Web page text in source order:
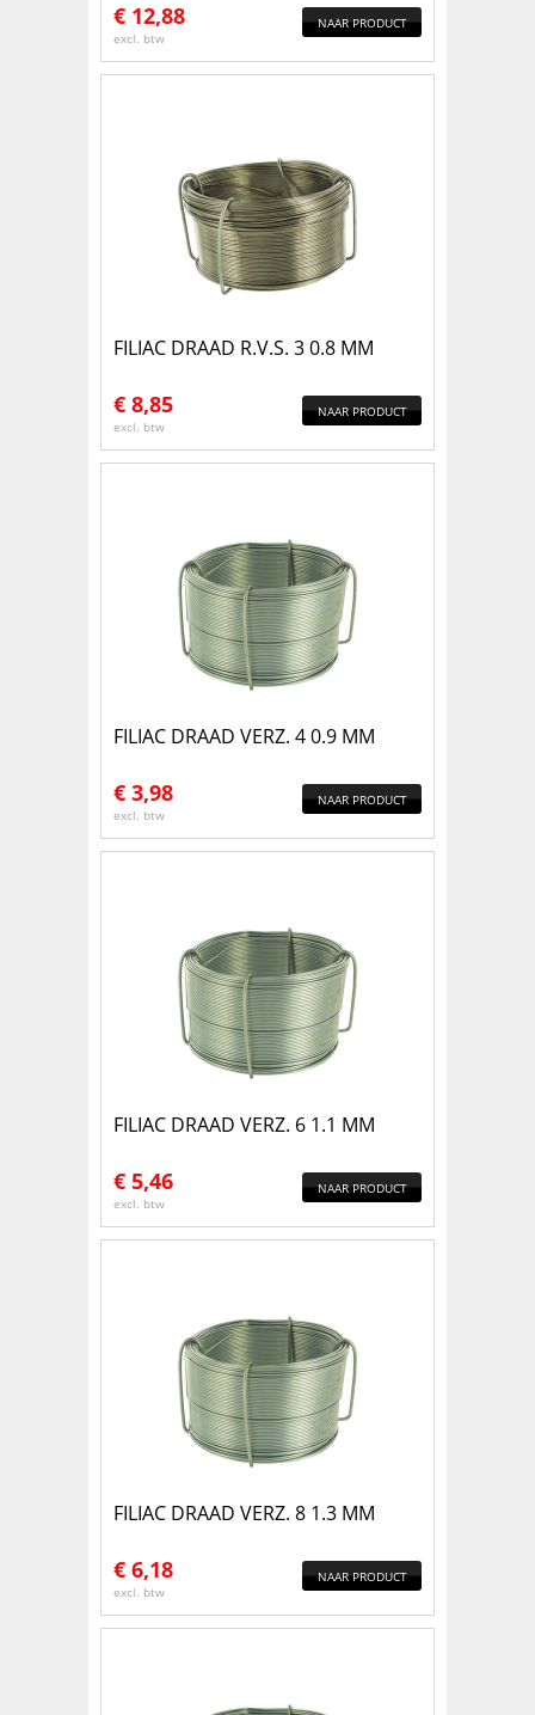
€ 12,88
excl. btw
NAAR PRODUCT
FILIAC DRAAD R.V.S. 3 0.8 MM
€ 8,85
excl. btw
NAAR PRODUCT
FILIAC DRAAD VERZ. 4 0.9 MM
€ 3,98
excl. btw
NAAR PRODUCT
FILIAC DRAAD VERZ. 6 1.1 MM
€ 5,46
excl. btw
NAAR PRODUCT
FILIAC DRAAD VERZ. 8 1.3 MM
€ 6,18
excl. btw
NAAR PRODUCT